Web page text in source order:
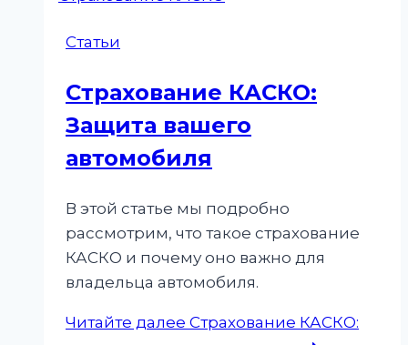
Статьи
Страхование КАСКО:
Защита вашего
автомобиля
В этой статье мы подробно
рассмотрим, что такое страхование
КАСКО и почему оно важно для
владельца автомобиля.
Читайте далее Страхование КАСКО: